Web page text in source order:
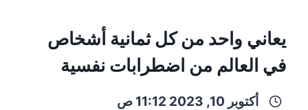
يعاني واحد من كل ثمانية أشخاص
في العالم من اضطرابات نفسية
أكتوبر 10, 2023 11:12 ص